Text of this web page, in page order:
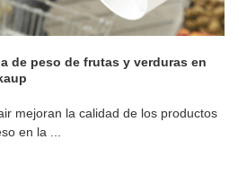
de peso de frutas y verduras en
mejoran la calidad de los productos
en la ...